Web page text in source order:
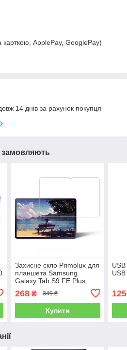
ApplePay, GooglePay)
14 днів за рахунок покупця
замовляють
Захисне скло Primolux для
планшета Samsung
Galaxy Tab S9 FE Plus
268₴ 349 ₴
Купити
125